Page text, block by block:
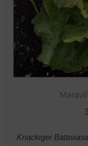
Knackiger